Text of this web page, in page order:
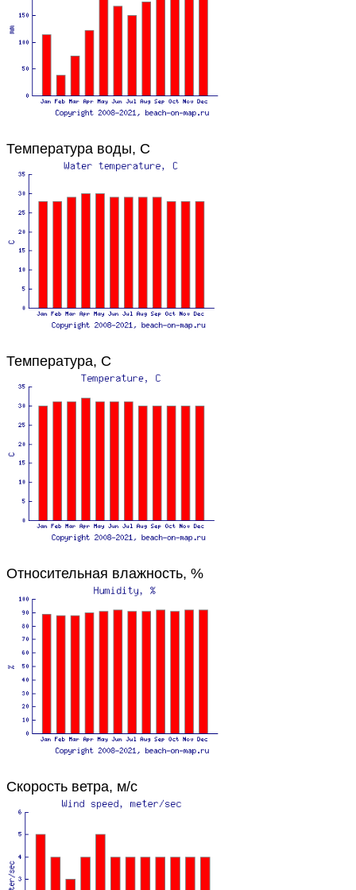
Температура воды, C
Температура, C
Относительная влажность, %
Скорость ветра, м/с